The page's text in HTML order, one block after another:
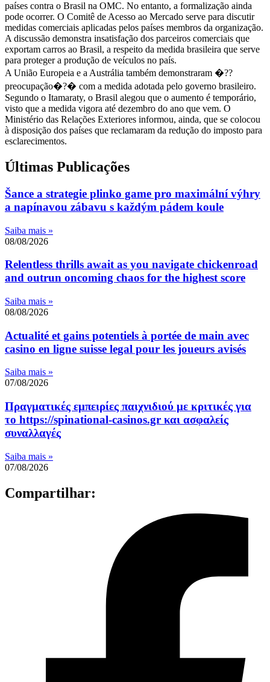
países contra o Brasil na OMC. No entanto, a formalização ainda
pode ocorrer. O Comitê de Acesso ao Mercado serve para discutir
medidas comerciais aplicadas pelos países membros da organização.
A discussão demonstra insatisfação dos parceiros comerciais que
exportam carros ao Brasil, a respeito da medida brasileira que serve
para proteger a produção de veículos no país.
A União Europeia e a Austrália também demonstraram �??
preocupação�?� com a medida adotada pelo governo brasileiro.
Segundo o Itamaraty, o Brasil alegou que o aumento é temporário,
visto que a medida vigora até dezembro do ano que vem. O
Ministério das Relações Exteriores informou, ainda, que se colocou
à disposição dos países que reclamaram da redução do imposto para
esclarecimentos.
Últimas Publicações
Šance a strategie plinko game pro maximální výhry
a napínavou zábavu s každým pádem koule
Saiba mais »
08/08/2026
Relentless thrills await as you navigate chickenroad
and outrun oncoming chaos for the highest score
Saiba mais »
08/08/2026
Actualité et gains potentiels à portée de main avec
casino en ligne suisse legal pour les joueurs avisés
Saiba mais »
07/08/2026
Πραγματικές εμπειρίες παιχνιδιού με κριτικές για
το https://spinational-casinos.gr και ασφαλείς
συναλλαγές
Saiba mais »
07/08/2026
Compartilhar: